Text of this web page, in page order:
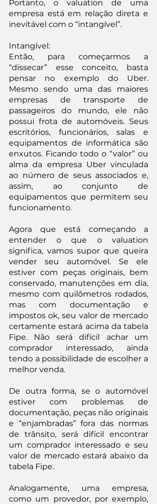
Portanto, o valuation de uma
empresa está em relação direta e
inevitável com o “intangível”.
Intangível:
Então, para começarmos a
“dissecar” esse conceito, basta
pensar no exemplo do Uber.
Mesmo sendo uma das maiores
empresas de transporte de
passageiros do mundo, ele não
possui frota de automóveis. Seus
escritórios, funcionários, salas e
equipamentos de informática são
enxutos. Ficando todo o “valor” ou
alma da empresa Uber vinculada
ao número de seus associados e,
assim, ao conjunto de
equipamentos que permitem seu
funcionamento.
Agora que está começando a
entender o que o valuation
significa, vamos supor que queira
vender seu automóvel. Se ele
estiver com peças originais, bem
conservado, manutenções em dia,
mesmo com quilômetros rodados,
mas com documentação e
impostos ok, seu valor de mercado
certamente estará acima da tabela
Fipe. Não será difícil achar um
comprador interessado, ainda
tendo a possibilidade de escolher a
melhor venda.
De outra forma, se o automóvel
estiver com problemas de
documentação, peças não originais
e “enjambradas” fora das normas
de trânsito, será difícil encontrar
um comprador interessado e seu
valor de mercado estará abaixo da
tabela Fipe.
Analogamente, uma empresa,
como um provedor, por exemplo,